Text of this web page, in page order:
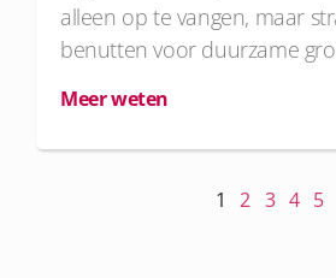
alleen op te vangen, maar
benutten voor duurzame
Meer weten
1 2 3 4 5